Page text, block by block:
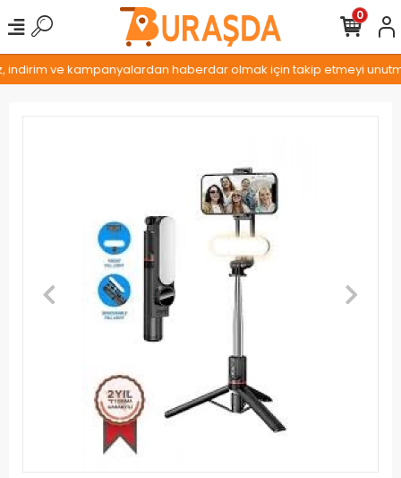
ve kampanyalardan haberdar olmak için takip etmeyi
0